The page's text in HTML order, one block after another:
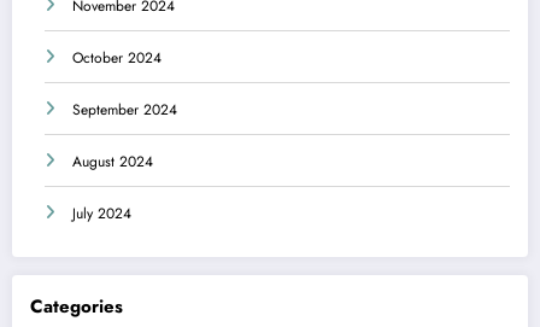
November 2024
October 2024
September 2024
August 2024
July 2024
Categories